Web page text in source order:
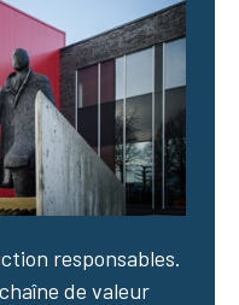
responsables.
de valeur